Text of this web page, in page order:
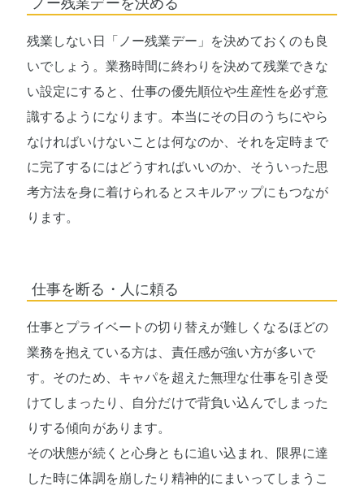
残業しない日「ノー残業デー」を決めておくのも良
いでしょう。業務時間に終わりを決めて残業できな
い設定にすると、仕事の優先順位や生産性を必ず意
識するようになります。本当にその日のうちにやら
なければいけないことは何なのか、それを定時まで
に完了するにはどうすればいいのか、そういった思
考方法を身に着けられるとスキルアップにもつなが
ります。
仕事を断る・人に頼る
仕事とプライベートの切り替えが難しくなるほどの
業務を抱えている方は、責任感が強い方が多いで
す。そのため、キャパを超えた無理な仕事を引き受
けてしまったり、自分だけで背負い込んでしまった
りする傾向があります。
その状態が続くと心身ともに追い込まれ、限界に達
した時に体調を崩したり精神的にまいってしまうこ